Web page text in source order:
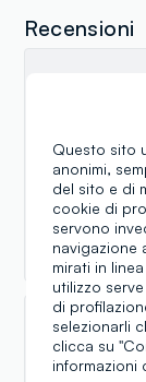
Recensioni
Ieri
venditrice
nome ,
c'e' una
neonato .
Benedetto
Questo sito
anonimi,
del sito e di
cookie di
servono
navigazione
mirati in
utilizzo
di
selezionarli
clicca su
informazioni